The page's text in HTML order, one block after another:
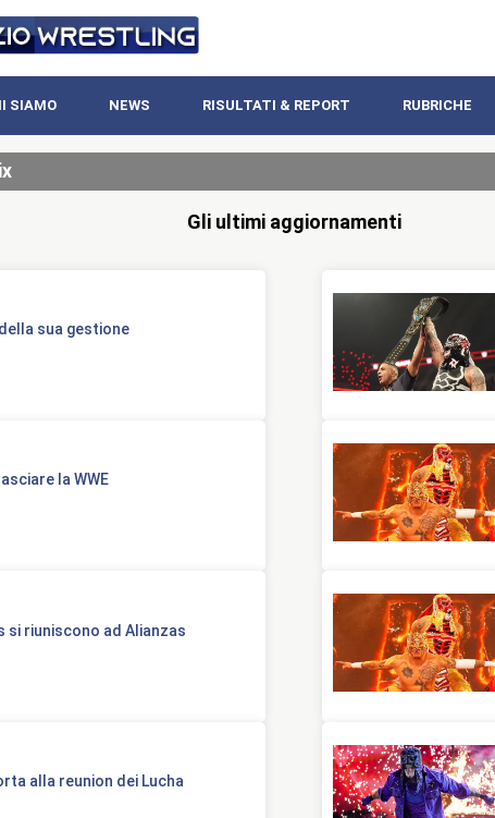
SIAMO NEWS RISULTATI & REPORT RUBRICHE
Gli ultimi aggiornamenti
sua gestione
la WWE
si riuniscono ad Alianzas
alla reunion dei Lucha